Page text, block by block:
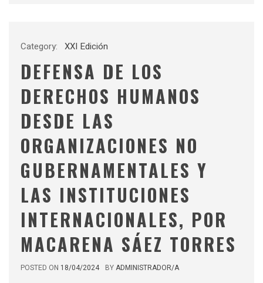
Category: XXI Edición
DEFENSA DE LOS
DERECHOS HUMANOS
DESDE LAS
ORGANIZACIONES NO
GUBERNAMENTALES Y
LAS INSTITUCIONES
INTERNACIONALES, POR
MACARENA SÁEZ TORRES
POSTED ON 18/04/2024 BYADMINISTRADOR/A